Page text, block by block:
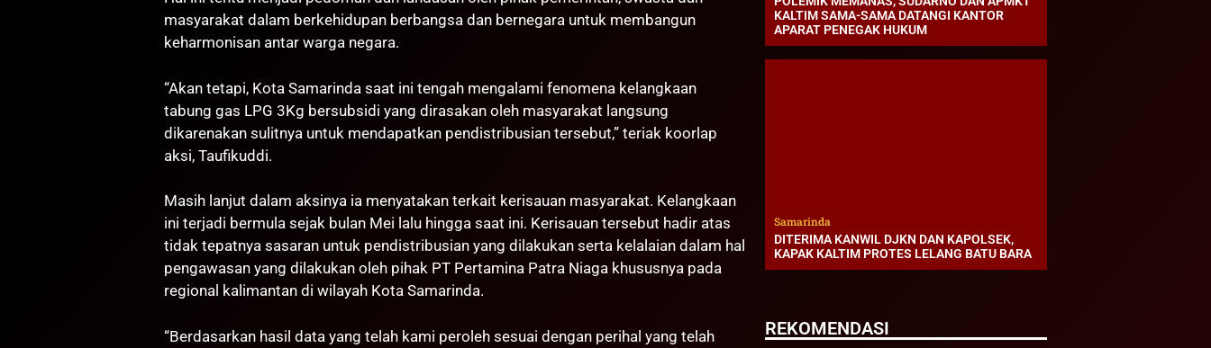
masyarakat dalam berkehidupan berbangsa dan bernegara untuk membangun
keharmonisan antar warga negara.
“Akan tetapi, Kota Samarinda saat ini tengah mengalami fenomena kelangkaan
tabung gas LPG 3Kg bersubsidi yang dirasakan oleh masyarakat langsung
dikarenakan sulitnya untuk mendapatkan pendistribusian tersebut,” teriak koorlap
aksi, Taufikuddi.
Masih lanjut dalam aksinya ia menyatakan terkait kerisauan masyarakat. Kelangkaan
ini terjadi bermula sejak bulan Mei lalu hingga saat ini. Kerisauan tersebut hadir atas
tidak tepatnya sasaran untuk pendistribusian yang dilakukan serta kelalaian dalam hal
pengawasan yang dilakukan oleh pihak PT Pertamina Patra Niaga khususnya pada
regional kalimantan di wilayah Kota Samarinda.
“Berdasarkan hasil data yang telah kami peroleh sesuai dengan perihal yang telah
KALTIM SAMA-SAMA DATANGI KANTOR
APARAT PENEGAK HUKUM
Samarinda
DITERIMA KANWIL DJKN DAN KAPOLSEK,
KAPAK KALTIM PROTES LELANG BATU BARA
REKOMENDASI